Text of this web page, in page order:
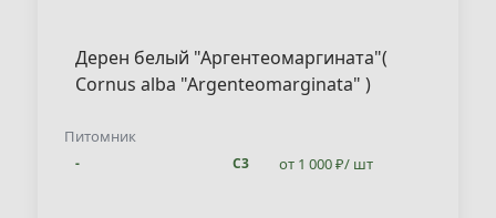
Дерен белый "Аргентеомаргината"(
Cornus alba "Argenteomarginata" )
Питомник
- С3 от 1 000 ₽/ шт